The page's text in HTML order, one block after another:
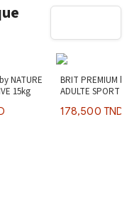
NATURE
15kg
BRIT PREMIUM
ADULTE SPORT
178,500 TND